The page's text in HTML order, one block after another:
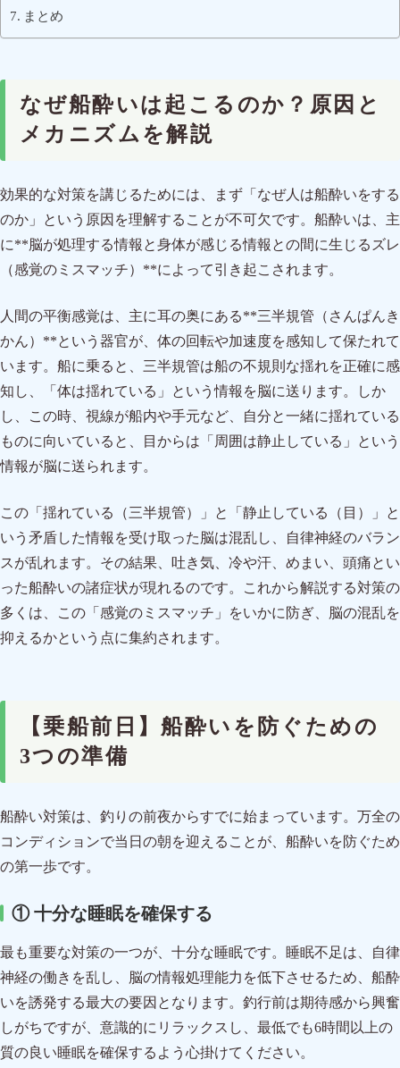
まとめ
なぜ船酔いは起こるのか？原因と
メカニズムを解説
効果的な対策を講じるためには、まず「なぜ人は船酔いをする
のか」という原因を理解することが不可欠です。船酔いは、主
に**脳が処理する情報と身体が感じる情報との間に生じるズレ
（感覚のミスマッチ）**によって引き起こされます。
人間の平衡感覚は、主に耳の奥にある**三半規管（さんぱんき
かん）**という器官が、体の回転や加速度を感知して保たれて
います。船に乗ると、三半規管は船の不規則な揺れを正確に感
知し、「体は揺れている」という情報を脳に送ります。しか
し、この時、視線が船内や手元など、自分と一緒に揺れている
ものに向いていると、目からは「周囲は静止している」という
情報が脳に送られます。
この「揺れている（三半規管）」と「静止している（目）」と
いう矛盾した情報を受け取った脳は混乱し、自律神経のバラン
スが乱れます。その結果、吐き気、冷や汗、めまい、頭痛とい
った船酔いの諸症状が現れるのです。これから解説する対策の
多くは、この「感覚のミスマッチ」をいかに防ぎ、脳の混乱を
抑えるかという点に集約されます。
【乗船前日】船酔いを防ぐための
3つの準備
船酔い対策は、釣りの前夜からすでに始まっています。万全の
コンディションで当日の朝を迎えることが、船酔いを防ぐため
の第一歩です。
① 十分な睡眠を確保する
最も重要な対策の一つが、十分な睡眠です。睡眠不足は、自律
神経の働きを乱し、脳の情報処理能力を低下させるため、船酔
いを誘発する最大の要因となります。釣行前は期待感から興奮
しがちですが、意識的にリラックスし、最低でも6時間以上の
質の良い睡眠を確保するよう心掛けてください。